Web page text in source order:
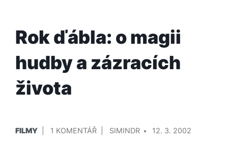
Rok ďábla: o magii
hudby a zázracích
života
V
FILMY 1 KOMENTÁŘU
SIMINDR
12. 3. 2002